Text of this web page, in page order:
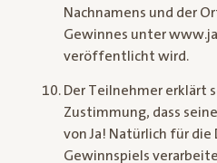
Nachnamens und der
Gewinnes unter
veröffentlicht wird.
Der Teilnehmer erklärt
Zustimmung, dass
von Ja! Natürlich für die
Gewinnspiels